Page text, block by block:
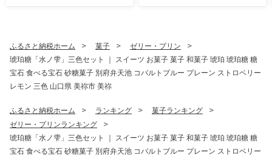
ふるさと納税ホーム 菓子
ゼリー・プリン
琥珀糖「水ノ雫」三色セット ｜ スイーツ お菓子 菓子 和菓子 琥珀 琥珀糖 糖
宝石 食べる宝石 砂糖菓子 別府弁天池 コバルトブルー プレーン ストロベリー
レモン 三色 山口県 美祢市 美祢
ふるさと納税ホーム ランキング
菓子ランキング
ゼリー・プリンランキング
琥珀糖「水ノ雫」三色セット ｜ スイーツ お菓子 菓子 和菓子 琥珀 琥珀糖 糖
宝石 食べる宝石 砂糖菓子 別府弁天池 コバルトブルー プレーン ストロベリー